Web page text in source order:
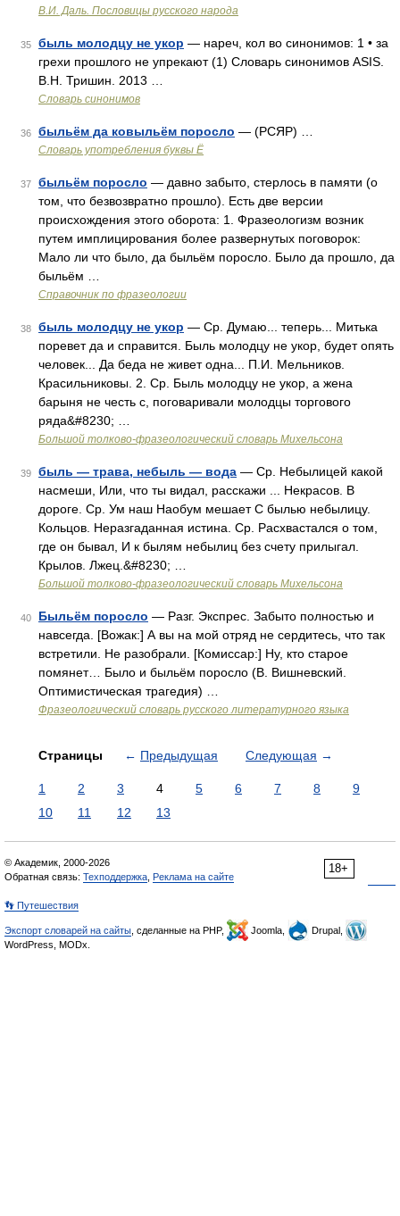
В.И. Даль. Пословицы русского народа
35 быль молодцу не укор — нареч, кол во синонимов: 1 • за
грехи прошлого не упрекают (1) Словарь синонимов ASIS.
В.Н. Тришин. 2013 …
Словарь синонимов
36 быльём да ковыльём поросло — (РСЯР) …
Словарь употребления буквы Ё
37 быльём поросло — давно забыто, стерлось в памяти (о
том, что безвозвратно прошло). Есть две версии
происхождения этого оборота: 1. Фразеологизм возник
путем имплицирования более развернутых поговорок:
Мало ли что было, да быльём поросло. Было да прошло, да
быльём …
Справочник по фразеологии
38 быль молодцу не укор — Ср. Думаю... теперь... Митька
поревет да и справится. Быль молодцу не укор, будет опять
человек... Да беда не живет одна... П.И. Мельников.
Красильниковы. 2. Ср. Быль молодцу не укор, а жена
барыня не честь с, поговаривали молодцы торгового
ряда&#8230; …
Большой толково-фразеологический словарь Михельсона
39 быль — трава, небыль — вода — Ср. Небылицей какой
насмеши, Или, что ты видал, расскажи ... Некрасов. В
дороге. Ср. Ум наш Наобум мешает С былью небылицу.
Кольцов. Неразгаданная истина. Ср. Расхвастался о том,
где он бывал, И к былям небылиц без счету прилыгал.
Крылов. Лжец.&#8230; …
Большой толково-фразеологический словарь Михельсона
40 Быльём поросло — Разг. Экспрес. Забыто полностью и
навсегда. [Вожак:] А вы на мой отряд не сердитесь, что так
встретили. Не разобрали. [Комиссар:] Ну, кто старое
помянет… Было и быльём поросло (В. Вишневский.
Оптимистическая трагедия) …
Фразеологический словарь русского литературного языка
Страницы ← Предыдущая Следующая →
1 2 3 4 5 6 7 8
9
10
11 12 13
18+
© Академик, 2000-2026
Обратная связь: Техподдержка Реклама на сайте
👣 Путешествия
Экспорт словарей на сайты , сделанные на PHP, Joomla,
Drupal,
WordPress, MODx.